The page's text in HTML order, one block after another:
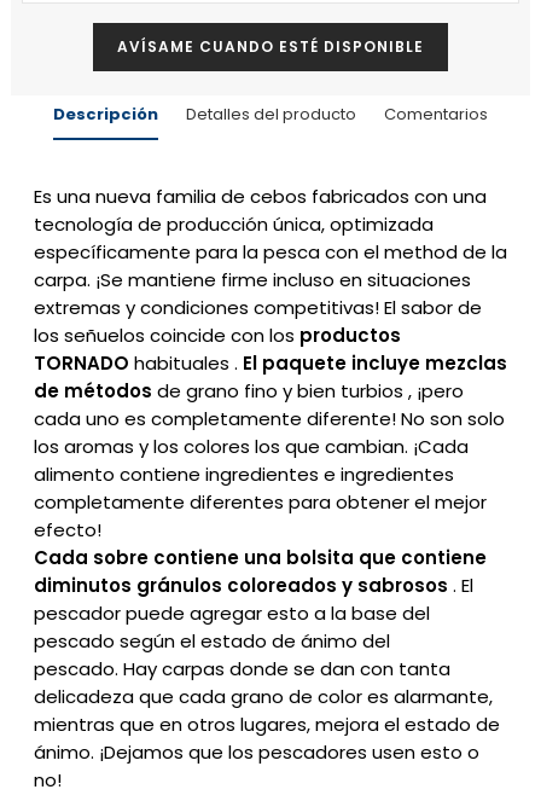
AVÍSAME CUANDO ESTÉ DISPONIBLE
Descripción Detalles del producto Comentarios
Es una nueva familia de cebos fabricados con una
tecnología de producción única, optimizada
específicamente para la pesca con el method de la
carpa. ¡Se mantiene firme incluso en situaciones
extremas y condiciones competitivas! El sabor de
los señuelos coincide con los productos
TORNADO habituales . El paquete incluye mezclas
de métodos de grano fino y bien turbios , ¡pero
cada uno es completamente diferente! No son solo
los aromas y los colores los que cambian. ¡Cada
alimento contiene ingredientes e ingredientes
completamente diferentes para obtener el mejor
efecto!
Cada sobre contiene una bolsita que contiene
diminutos gránulos coloreados y sabrosos . El
pescador puede agregar esto a la base del
pescado según el estado de ánimo del
pescado. Hay carpas donde se dan con tanta
delicadeza que cada grano de color es alarmante,
mientras que en otros lugares, mejora el estado de
ánimo. ¡Dejamos que los pescadores usen esto o
no!